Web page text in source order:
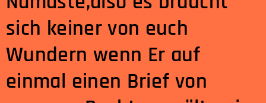
sich keiner von euch
Wundern wenn Er auf
einmal einen Brief von